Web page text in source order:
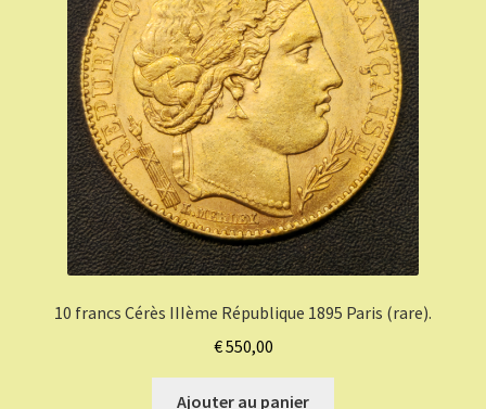
10 francs Cérès IIIème République 1895 Paris (rare).
€550,00
Ajouter au panier